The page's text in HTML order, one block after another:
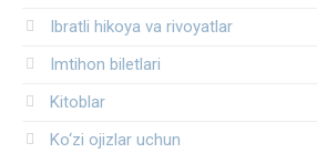
Ibratli hikoya va rivoyatlar
Imtihon biletlari
Kitoblar
Ko‘zi ojizlar uchun